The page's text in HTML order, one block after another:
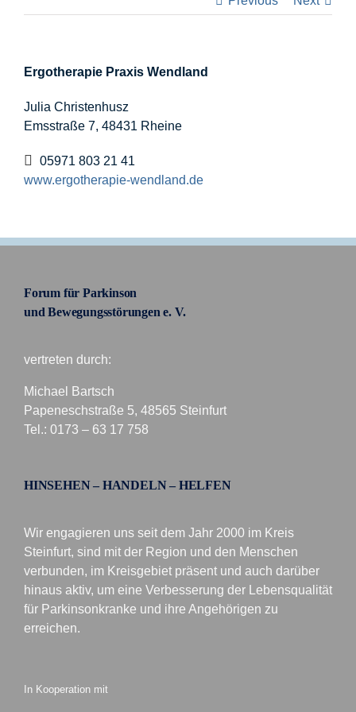
Förderer
Kontakt
Suche
Ergotherapie Praxis Wendland
Julia Christenhusz
Emsstraße 7, 48431 Rheine
05971 803 21 41
www.ergotherapie-wendland.de
Forum für Parkinson
und Bewegungsstörungen e. V.
vertreten durch:
Michael Bartsch
Papeneschstraße 5, 48565 Steinfurt
Tel.: 0173 – 63 17 758
HINSEHEN – HANDELN – HELFEN
Wir engagieren uns seit dem Jahr 2000 im Kreis
Steinfurt, sind mit der Region und den Menschen
verbunden, im Kreisgebiet präsent und auch darüber
hinaus aktiv, um eine Verbesserung der Lebensqualität
für Parkinsonkranke und ihre Angehörigen zu
erreichen.
In Kooperation mit